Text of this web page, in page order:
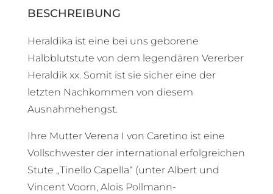
BESCHREIBUNG
Heraldika ist eine bei uns geborene
Halbblutstute von dem legendären Vererber
Heraldik xx. Somit ist sie sicher eine der
letzten Nachkommen von diesem
Ausnahmehengst.
Ihre Mutter Verena I von Caretino ist eine
Vollschwester der international erfolgreichen
Stute „Tinello Capella“ (unter Albert und
Vincent Voorn, Alois Pollmann-